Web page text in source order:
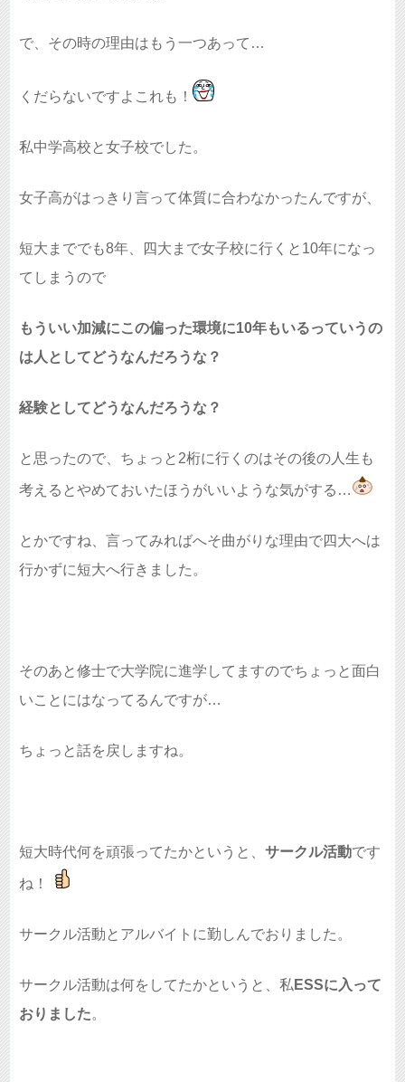
で、その時の理由はもう一つあって…
くだらないですよこれも！
私中学高校と女子校でした。
女子高がはっきり言って体質に合わなかったんですが、
短大まででも8年、四大まで女子校に行くと10年になっ
てしまうので
もういい加減にこの偏った環境に10年もいるっていうの
は人としてどうなんだろうな？
経験としてどうなんだろうな？
と思ったので、ちょっと2桁に行くのはその後の人生も
考えるとやめておいたほうがいいような気がする…
とかですね、言ってみればへそ曲がりな理由で四大へは
行かずに短大へ行きました。
そのあと修士で大学院に進学してますのでちょっと面白
いことにはなってるんですが…
ちょっと話を戻しますね。
短大時代何を頑張ってたかというと、 サークル活動です
ね！
サークル活動とアルバイトに勤しんでおりました。
サークル活動は何をしてたかというと、私 ESSに入って
おりました。